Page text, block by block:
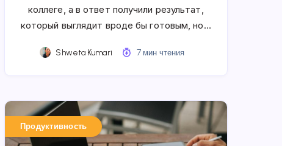
коллеге, а в ответ получили результат,
который выглядит вроде бы готовым, но…
Shweta Kumari 7 мин чтения
Продуктивность